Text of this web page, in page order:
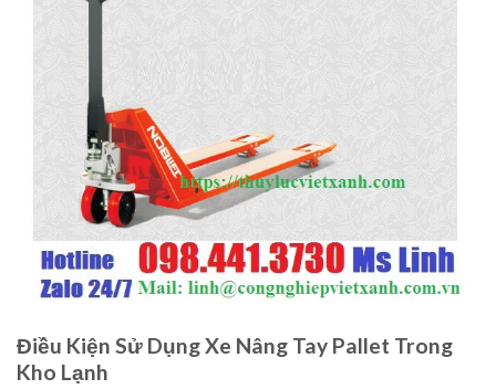
Điều Kiện Sử Dụng Xe Nâng Tay Pallet Trong
Kho Lạnh